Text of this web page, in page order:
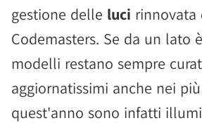
gestione delle luci rinnovata
Codemasters. Se da un lato
modelli restano sempre
aggiornatissimi anche nei
quest'anno sono infatti